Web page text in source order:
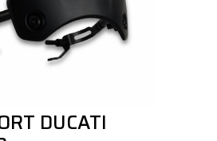
DUCATI